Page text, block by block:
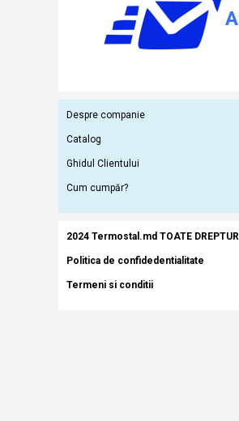
Despre companie
Catalog
Ghidul Clientului
Cum cumpăr?
2024 Termostal.md TOATE
Politica de confidedentialitate
Termeni si conditii